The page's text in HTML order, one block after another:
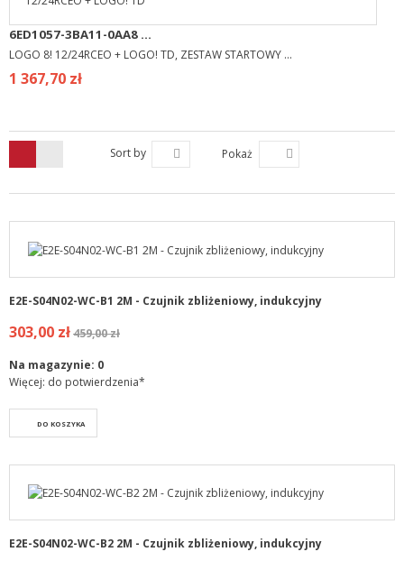
6ED1057-3BA11-0AA8 ...
LOGO 8! 12/24RCEO + LOGO! TD, ZESTAW STARTOWY ...
1 367,70 zł
Sort by Pokaż
E2E-S04N02-WC-B1 2M - Czujnik zbliżeniowy, indukcyjny
303,00 zł459,00 zł
Na magazynie: 0
Więcej: do potwierdzenia*
DO KOSZYKA
E2E-S04N02-WC-B2 2M - Czujnik zbliżeniowy, indukcyjny